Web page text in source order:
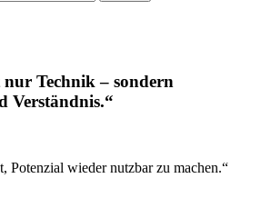
Technik – sondern
Verständnis.“
Potenzial wieder nutzbar zu machen.“